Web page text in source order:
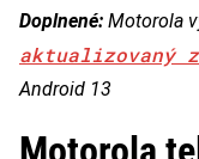
Doplnené: Motorola
aktualizovaný
Android 13